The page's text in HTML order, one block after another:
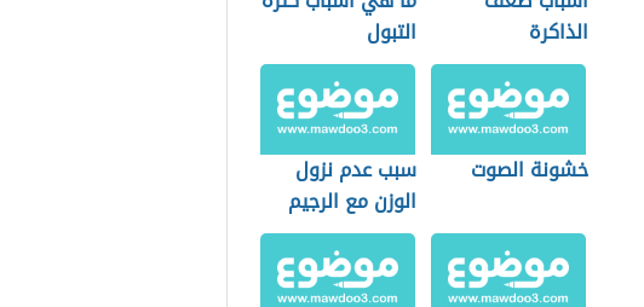
الذاكرة
التبول
خشونة الصوت
سبب عدم نزول
الوزن مع الرجيم